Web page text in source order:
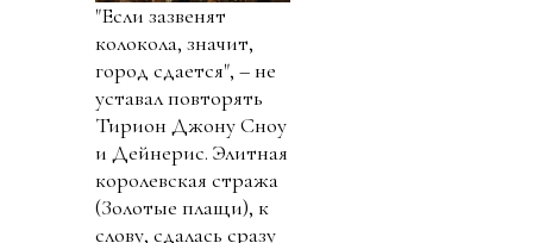
"Если зазвенят
колокола, значит,
город сдается", – не
уставал повторять
Тирион Джону Сноу
и Дейнерис. Элитная
королевская стража
(Золотые плащи), к
слову, сдалась сразу